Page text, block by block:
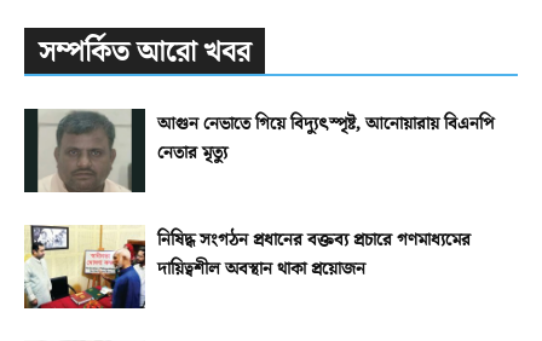
সম্পর্কিত আরো খবর
আগুন নেভাতে গিয়ে বিদ্যুৎস্পৃষ্ট, আনোয়ারায় বিএনপি
নেতার মৃত্যু
নিষিদ্ধ সংগঠন প্রধানের বক্তব্য প্রচারে গণমাধ্যমের
দায়িত্বশীল অবস্থান থাকা প্রয়োজন